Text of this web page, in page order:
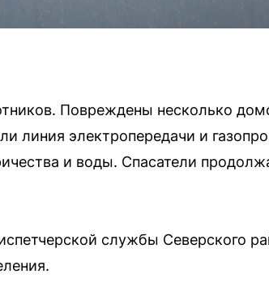
Повреждены несколько
линия электропередачи и
и воды. Спасатели
службы Северского